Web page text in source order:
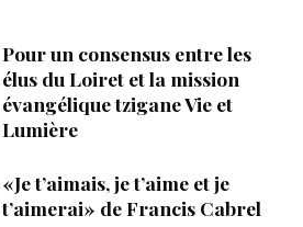
Pour un consensus entre les
élus du Loiret et la mission
évangélique tzigane Vie et
Lumière
«Je t’aimais, je t’aime et je
t’aimerai» de Francis Cabrel